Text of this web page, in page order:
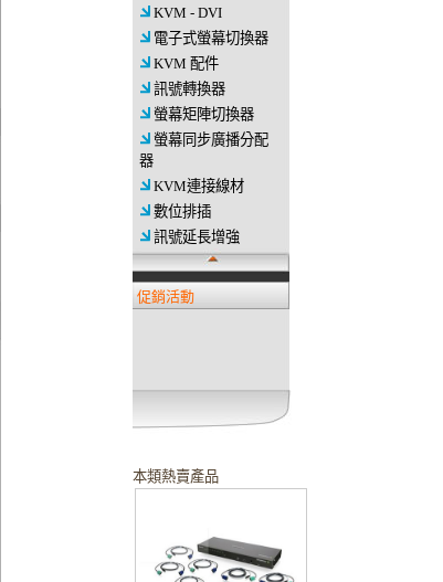
KVM - DVI
電子式螢幕切換器
KVM 配件
訊號轉換器
螢幕矩陣切換器
螢幕同步廣播分配
器
KVM連接線材
數位排插
訊號延長增強
促銷活動
本類熱賣產品